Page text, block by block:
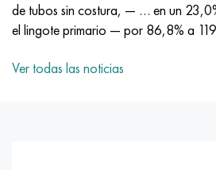
de tubos sin costura, — … en un
el lingote primario — por 86,8% a
Ver todas las noticias
René 41
Maraging 300
Aleación 50NP
50NHS
KhN67MVTYu
KhN68VKTYU
SPT-2 sv
A LAS 3
Custom 455® - 1.4543 - uns
1.4545 - 15-5Ph®
15x11mf
15х12vnmf
C65620, CuSi3Fe2Zn3
C65100, CuSi1.5
20G, 20mn5
20XH3A, AISI 4320, 20hn3a
P18, 1,3355, hs18-0-1, sw18
Acero carbono